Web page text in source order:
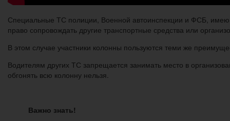
Специальные ТС полиции, Военной автоинспекции и ФСБ,
право сопровождать другие транспортные средства или
В этом случае участники колонны пользуются теми же
Водителям других ТС запрещается занимать место в
обгонять всю колонну нельзя.
Важно знать!